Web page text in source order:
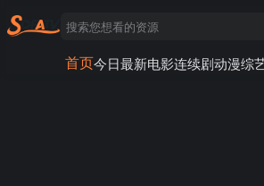
首页今日最新电影连续剧动漫综